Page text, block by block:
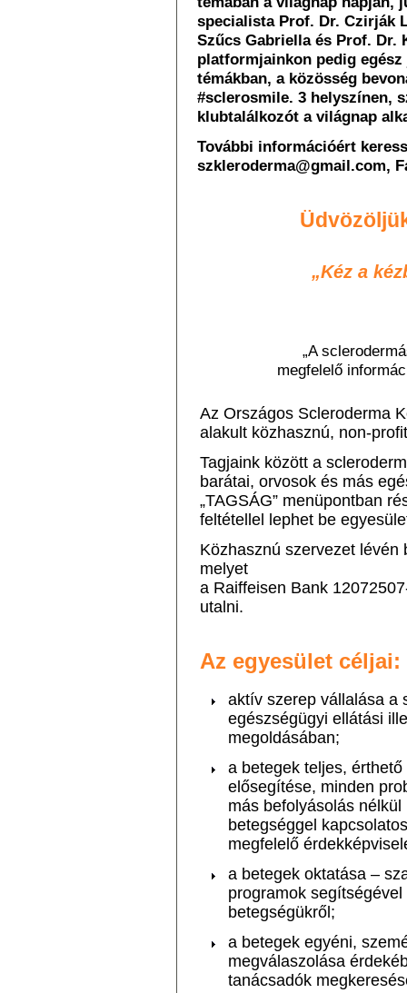
specialista Prof. Dr. Czirják
Szűcs Gabriella és Prof. Dr.
platformjainkon pedig
témákban, a közösség
#sclerosmile. 3 helyszínen,
klubtalálkozót a világnap
További információért
szkleroderma@gmail.com,
„Kéz a
„A
megfelelő
Az Országos Scleroderma
alakult közhasznú, non-
Tagjaink között a
barátai, orvosok és más
„TAGSÁG” menüpontban
feltétellel lephet be
Közhasznú szervezet
melyet
a Raiffeisen Bank
utalni.
Az egyesület céljai:
aktív szerep vállalása a
egészségügyi ellátási
megoldásában;
a betegek teljes,
elősegítése, minden
más befolyásolás
betegséggel
megfelelő
a betegek oktatása –
programok
betegségükről;
a betegek egyéni,
megválaszolása
tanácsadók